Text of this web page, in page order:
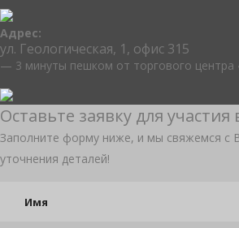
Адрес:
ул. Геологическая, 1, офис 315
— 3 минуты пешком от торгового
Оставьте заявку для участия
Заполните форму ниже, и мы свяжемся с
уточнения деталей!